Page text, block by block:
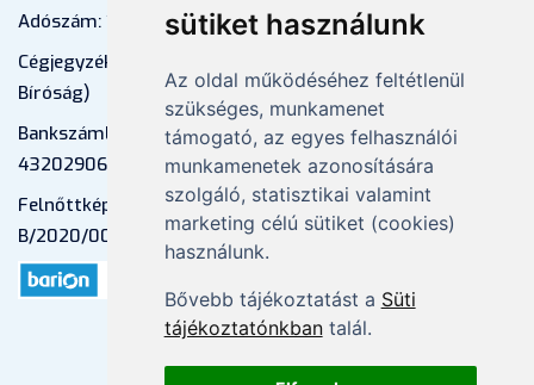
sütiket használunk
Az oldal működéséhez feltétlenül
szükséges, munkamenet
támogató, az egyes felhasználói
munkamenetek azonosítására
szolgáló, statisztikai valamint
marketing célú sütiket (cookies)
használunk.
Bővebb tájékoztatást a Süti
tájékoztatónkbantalál.
Adószám: 13598145-2-41
Cégjegyzékszám: 01-09-883770 (Fővárosi
Bíróság)
Bankszámlaszám: CIB Bank, 10700581-
43202906-51100005
Felnőttképzési nyilvántartási szám:
B/2020/000053